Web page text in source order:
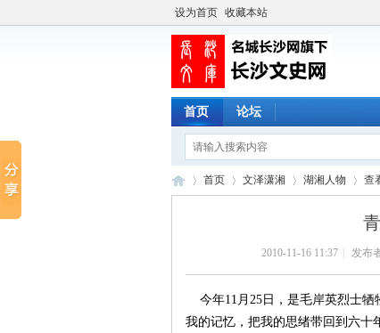
设为首页 收藏本站
首页 论坛
首页 文泽潇湘
›
湖湘人物 查
2010-11-16 11:37 发布
今年11月25日，是毛岸英烈士牺
我的记忆，把我的思绪带回到六十